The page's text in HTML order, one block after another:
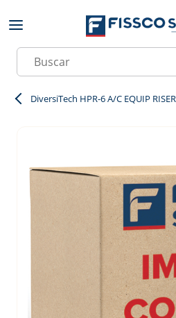
Skip to main content
Site Search
DiversiTech HPR-6 A/C EQUIP